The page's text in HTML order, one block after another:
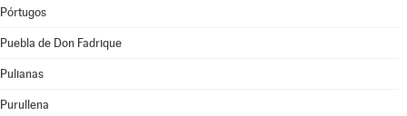
Pórtugos
Puebla de Don Fadrique
Pulianas
Purullena